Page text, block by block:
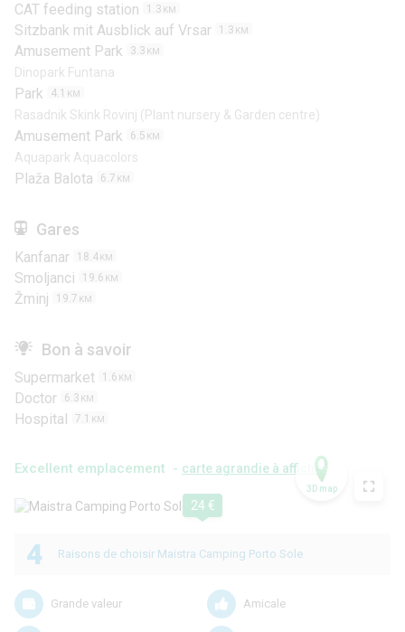
CAT feeding station 1.3 KM
Sitzbank mit Ausblick auf Vrsar 1.3 KM
Amusement Park 3.3 KM
Dinopark Funtana
Park 4.1 KM
Rasadnik Skink Rovinj (Plant nursery & Garden centre)
Amusement Park 6.5 KM
Aquapark Aquacolors
Plaža Balota 6.7 KM
Gares
Kanfanar 18.4 KM
Smoljanci 19.6 KM
Žminj 19.7 KM
Bon à savoir
Supermarket 1.6 KM
Doctor 6.3 KM
Hospital 7.1 KM
Excellent emplacement - carte agrandie à afficher
24 €
3D map
4 Raisons de choisir Maistra Camping Porto Sole
Grande valeur Amicale